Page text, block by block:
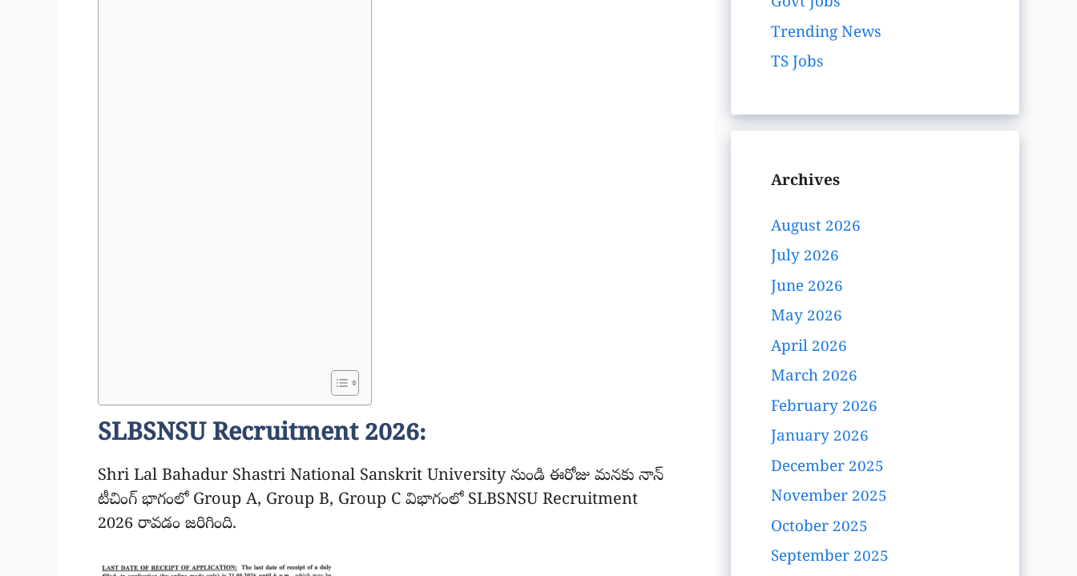
SLBSNSU Recruitment 2026:
Shri Lal Bahadur Shastri National Sanskrit University నుండి ఈరోజు మనకు నాన్
టీచింగ్ భాగంలో Group A, Group B, Group C విభాగంలో SLBSNSU Recruitment
2026 రావడం జరిగింది.
Trending News
TS Jobs
Archives
August 2026
July 2026
June 2026
May 2026
April 2026
March 2026
February 2026
January 2026
December 2025
November 2025
October 2025
September 2025